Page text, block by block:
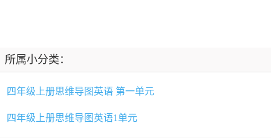
所属小分类：
四年级上册思维导图英语 第一单元
四年级上册思维导图英语1单元